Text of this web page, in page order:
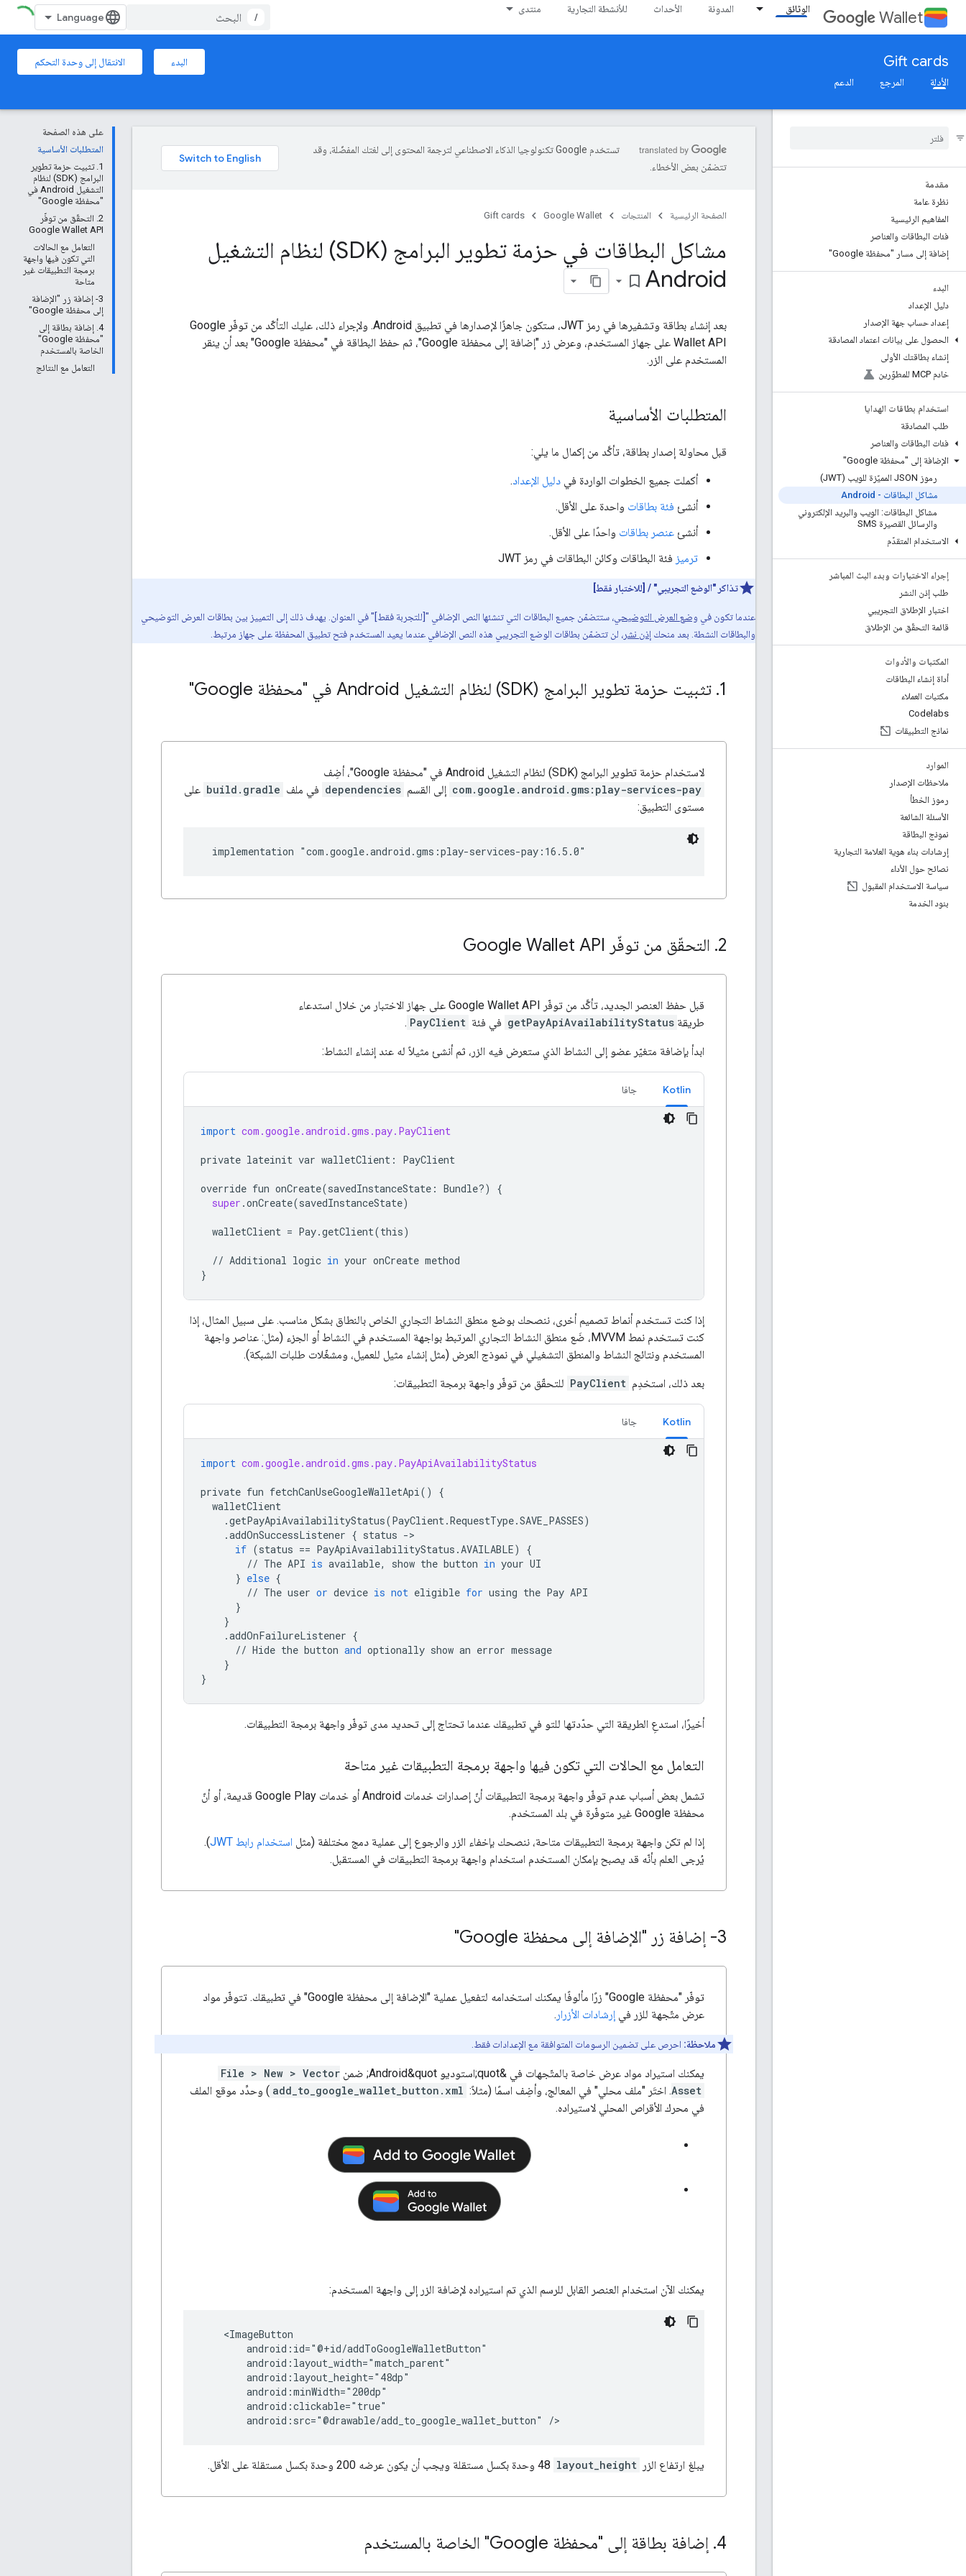
Wallet الوثائق المدونة الأحداث للأنشطة التجارية منتدى
/
Gift cards البدء
الانتقال إلى وحدة التحكم
الأدلة
المرجع الدعم
مقدمة
نظرة عامة
المفاهيم الرئيسية
فئات البطاقات والعناصر
إضافة إلى مسار "محفظة Google"
البدء
دليل الإعداد
إعداد حساب جهة الإصدار
الحصول على بيانات اعتماد المصادقة
إنشاء بطاقتك الأولى
خادم MCP للمطوّرين
استخدام بطاقات الهدايا
طلب المصادقة
فئات البطاقات والعناصر
الإضافة إلى "محفظة Google"
رموز JSON المميّزة للويب (JWT)
مشاكل البطاقات - Android
مشاكل البطاقات: الويب والبريد الإلكتروني
والرسائل القصيرة SMS
الاستخدام المتقدّم
إجراء الاختبارات وبدء البث المباشر
طلب إذن النشر
اختبار الإطلاق التجريبي
قائمة التحقّق من الإطلاق
المكتبات والأدوات
أداة إنشاء البطاقات
مكتبات العملاء
Codelabs
نماذج التطبيقات
الموارد
ملاحظات الإصدار
رموز الخطأ
الأسئلة الشائعة
نموذج البطاقة
إرشادات بناء هوية العلامة التجارية
نصائح حول الأداء
سياسة الاستخدام المقبول
بنود الخدمة
على هذه الصفحة
المتطلبات الأساسية
1. تثبيت حزمة تطوير
البرامج (SDK) لنظام
التشغيل Android في
"محفظة Google"
2. التحقّق من توفّر
Google Wallet API
التعامل مع الحالات
التي تكون فيها واجهة
برمجة التطبيقات غير
متاحة
3- إضافة زر "الإضافة
إلى محفظة Google"
4. إضافة بطاقة إلى
"محفظة Google"
الخاصة بالمستخدم
التعامل مع النتائج
تستخدم Google تكنولوجيا الذكاء الاصطناعي لترجمة المحتوى إلى لغتك المفضّلة، وقد
تتضمّن بعض الأخطاء.
الصفحة الرئيسية المنتجات Google Wallet
Gift cards
مشاكل البطاقات في حزمة تطوير البرامج (SDK) لنظام التشغيل
Android
bookmark_border
بعد إنشاء بطاقة وتشفيرها في رمز JWT، ستكون جاهزًا لإصدارها في تطبيق Android. ولإجراء ذلك، عليك التأكّد من توفّر Google
Wallet API على جهاز المستخدم، وعرض زر "إضافة إلى محفظة Google"، ثم حفظ البطاقة في "محفظة Google" بعد أن ينقر
المستخدم على الزر.
المتطلبات الأساسية
قبل محاولة إصدار بطاقة، تأكَّد من إكمال ما يلي:
أكملت جميع الخطوات الواردة في دليل الإعداد.
أنشئ فئة بطاقات واحدة على الأقل.
أنشئ عنصر بطاقات واحدًا على الأقل.
ترميز فئة البطاقات وكائن البطاقات في رمز JWT
تذاكر "الوضع التجريبي" / [للاختبار فقط]
عندما تكون في وضع العرض التوضيحي ، ستتضمّن جميع البطاقات التي تنشئها النص الإضافي "[للتجربة فقط]" في العنوان. يهدف ذلك إلى التمييز بين بطاقات العرض التوضيحي
والبطاقات النشطة. بعد منحك إذن نشر، لن تتضمّن بطاقات الوضع التجريبي هذه النص الإضافي عندما يعيد المستخدم فتح تطبيق المحفظة على جهاز مرتبط.
1
. تثبيت حزمة تطوير البرامج (SDK) لنظام التشغيل Android في "محفظة Google"
لاستخدام حزمة تطوير البرامج (SDK) لنظام التشغيل Android في "محفظة Google"، أضِف
com.google.android.gms:play-services-pay إلى القسم dependencies في ملف build.gradle على
مستوى التطبيق:
2
. التحقّق من توفّر Google Wallet API
قبل حفظ العنصر الجديد، تأكَّد من توفّر Google Wallet API على جهاز الاختبار من خلال استدعاء
طريقة getPayApiAvailabilityStatus في فئة PayClient
.
ابدأ بإضافة متغيّر عضو إلى النشاط الذي ستعرض فيه الزر، ثم أنشئ مثيلاً له عند إنشاء النشاط:
Kotlin جافا
import com.google.android.gms.pay.PayClient
private lateinit var walletClient : PayClient
override fun onCreate(savedInstanceState : Bundle?)
{
super .onCreate(savedInstanceState)
walletClient = Pay.getClient(this)
// Additional logic in your onCreate method
}
إذا كنت تستخدم أنماط تصميم أخرى، ننصحك بوضع منطق النشاط التجاري الخاص بالنطاق بشكل مناسب. على سبيل المثال، إذا
كنت تستخدم نمط MVVM، ضَع منطق النشاط التجاري المرتبط بواجهة المستخدم في النشاط أو الجزء (مثل: عناصر واجهة
المستخدم ونتائج النشاط والمنطق التشغيلي في نموذج العرض (مثل إنشاء مثيل للعميل، ومشغّلات طلبات الشبكة).
بعد ذلك، استخدِم PayClient للتحقّق من توفّر واجهة برمجة التطبيقات:
Kotlin جافا
import com.google.android.gms.pay.PayApiAvailabilityStatus
private fun fetchCanUseGoogleWalletApi()
{
walletClient
.getPayApiAvailabilityStatus(PayClient.RequestType.SAVE_PASSES)
.addOnSuccessListener { status ->
if (status == PayApiAvailabilityStatus .AVAILABLE)
{
// The API is available, show the button in your UI
} else {
// The user or device is not eligible for using the Pay API
}
}
.addOnFailureListener {
// Hide the button and optionally show an error message
}
}
أخيرًا، استدعِ الطريقة التي حدّدتها للتو في تطبيقك عندما تحتاج إلى تحديد مدى توفّر واجهة برمجة التطبيقات.
التعامل مع الحالات التي تكون فيها واجهة برمجة التطبيقات غير متاحة
تشمل بعض أسباب عدم توفّر واجهة برمجة التطبيقات أنّ إصدارات خدمات Android أو خدمات Google Play قديمة، أو أنّ
محفظة Google غير متوفّرة في بلد المستخدم.
إذا لم تكن واجهة برمجة التطبيقات متاحة، ننصحك بإخفاء الزر والرجوع إلى عملية دمج مختلفة (مثل استخدام رابط JWT
).
يُرجى العلم بأنّه قد يصبح بإمكان المستخدم استخدام واجهة برمجة التطبيقات في المستقبل.
3- إضافة زر "الإضافة إلى محفظة Google"
توفّر "محفظة Google" زرًا مألوفًا يمكنك استخدامه لتفعيل عملية "الإضافة إلى محفظة Google" في تطبيقك. تتوفّر مواد
عرض متّجهة للزر في إرشادات الأزرار .
ملاحظة: احرص على تضمين الرسومات المتوافقة مع الإعدادات فقط.
يمكنك استيراد مواد عرض خاصة بالمتّجهات في &quot;استوديو Android&quot; ضمن
File > New > Vector
Asset. اختَر "ملف محلي" في المعالج، وأضِف اسمًا (مثلاً: add_to_google_wallet_button.xml ) وحدِّد موقع الملف
في محرك الأقراص المحلي لاستيراده.
يمكنك الآن استخدام العنصر القابل للرسم الذي تم استيراده لإضافة الزر إلى واجهة المستخدم:
android:src="@drawable/add_to_google_wallet_button"
/>
يبلغ ارتفاع الزر layout_height
4
. إضافة بطاقة إلى "محفظة Google" الخاصة بالمستخدم